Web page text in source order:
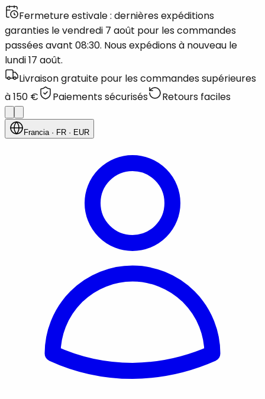
Fermeture estivale : dernières expéditions
garanties le vendredi 7 août pour les commandes
passées avant 08:30. Nous expédions à nouveau le
lundi 17 août.
Livraison gratuite pour les commandes supérieures
à 150 €
Paiements sécurisés Retours faciles
Francia· FR · EUR